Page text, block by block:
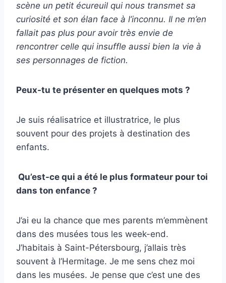
scène un petit écureuil qui nous transmet sa
curiosité et son élan face à l’inconnu. Il ne m’en
fallait pas plus pour avoir très envie de
rencontrer celle qui insuffle aussi bien la vie à
ses personnages de fiction.
Peux-tu te présenter en quelques mots ?
Je suis réalisatrice et illustratrice, le plus
souvent pour des projets à destination des
enfants.
Qu’est-ce qui a été le plus formateur pour toi
dans ton enfance ?
J’ai eu la chance que mes parents m’emmènent
dans des musées tous les week-end.
J’habitais à Saint-Pétersbourg, j’allais très
souvent à l’Hermitage. Je me sens chez moi
dans les musées. Je pense que c’est une des